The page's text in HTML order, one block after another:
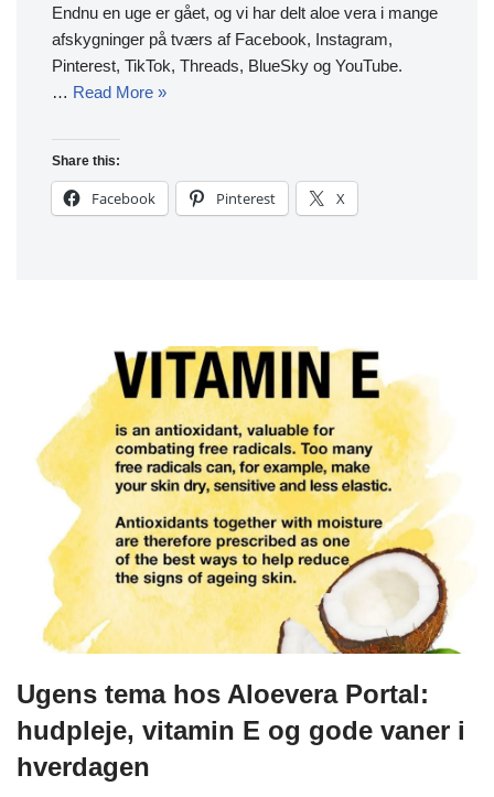
Endnu en uge er gået, og vi har delt aloe vera i mange
afskygninger på tværs af Facebook, Instagram,
Pinterest, TikTok, Threads, BlueSky og YouTube.
… Read More »
Share this:
Facebook Pinterest X
Ugens tema hos Aloevera Portal:
hudpleje, vitamin E og gode vaner i
hverdagen